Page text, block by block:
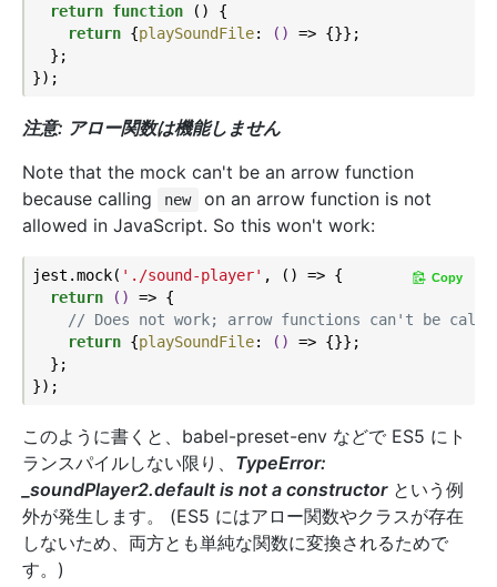
return function ( ) {
return {playSoundFile: () => {}};
  };
注意: アロー関数は機能しません
Note that the mock can't be an arrow function
because calling
new
on an arrow function is not
allowed in JavaScript. So this won't work:
jest.mock( './sound-player' , () => {
return
() => {
// Does not work; arrow functions can't be
return {playSoundFile: () => {}};
  };
Copy
このように書くと、babel-preset-env などで ES5 にト
ランスパイルしない限り、 TypeError:
_soundPlayer2.default is not a constructorという例
外が発生します。 (ES5 にはアロー関数やクラスが存在
しないため、両方とも単純な関数に変換されるためで
す。)